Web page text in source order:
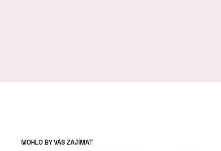
MOHLO BY VÁS ZAJÍMAT